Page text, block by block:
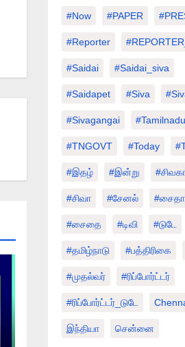
#Now #PAPER
#Reporter
#saidai #saidai_siva
#saidapet #Siva
#sivagangai #tamilnadu
#TNGOVT #today
#இதழ் #இன்று
#சிவா #சேனல்
#சைதை #டிவி #டுடே
#தமிழ்நாடு #பத்திரிகை
#முதல்வர் #ரிப்போர்ட்டர்
#ரிப்போர்ட்டர்_டுடே
இந்தியா சென்னை